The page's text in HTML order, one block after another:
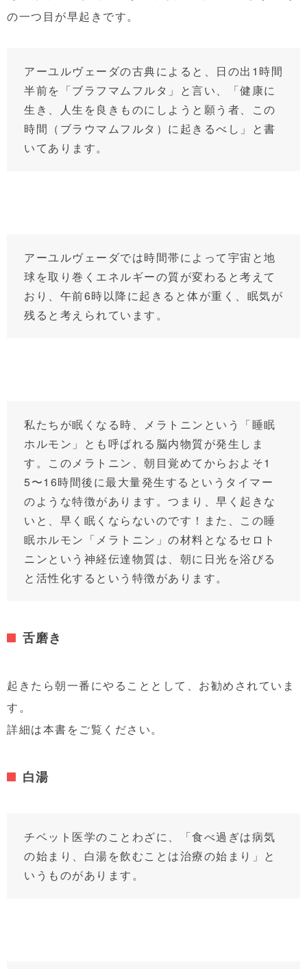
の一つ目が早起きです。
アーユルヴェーダの古典によると、日の出1時間
半前を「ブラフマムフルタ」と言い、「健康に
生き、人生を良きものにしようと願う者、この
時間（ブラウマムフルタ）に起きるべし」と書
いてあります。
アーユルヴェーダでは時間帯によって宇宙と地
球を取り巻くエネルギーの質が変わると考えて
おり、午前6時以降に起きると体が重く、眠気が
残ると考えられています。
私たちが眠くなる時、メラトニンという「睡眠
ホルモン」とも呼ばれる脳内物質が発生しま
す。このメラトニン、朝目覚めてからおよそ1
5〜16時間後に最大量発生するというタイマー
のような特徴があります。つまり、早く起きな
いと、早く眠くならないのです！また、この睡
眠ホルモン「メラトニン」の材料となるセロト
ニンという神経伝達物質は、朝に日光を浴びる
と活性化するという特徴があります。
舌磨き
起きたら朝一番にやることとして、お勧めされていま
す。
詳細は本書をご覧ください。
白湯
チベット医学のことわざに、「食べ過ぎは病気
の始まり、白湯を飲むことは治療の始まり」と
いうものがあります。